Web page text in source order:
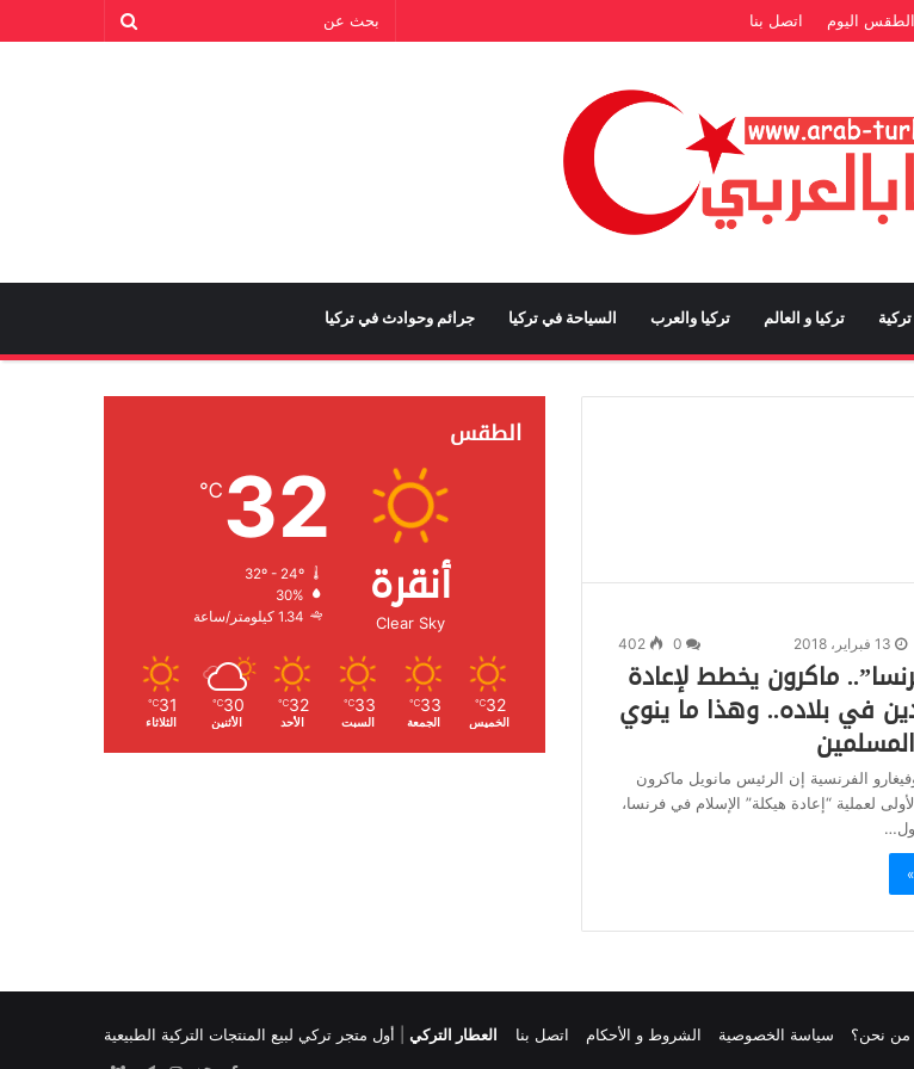
الطقس اليوم اتصل بنا
تركيا و العالم تركيا والعرب السياحة في تركيا جرائم وحوادث في تركيا
13 فبراير، 2018 402
ماكرون يخطط لإعادة
في بلاده.. وهذا ما ينوي
الفرنسية إن الرئيس مانويل ماكرون
لعملية “إعادة هيكلة” الإسلام في فرنسا،
الطقس
أنقرة
Clear Sky
32
℃
32º - 24º
الرطوبة:
الرياح:
32
℃
الخميس
33
℃
الجمعة
33
℃
السبت
32
℃
الأحد
30
℃
الأثنين
31
℃
الثلاثاء
العطار التركي أول متجر تركي لبيع المنتجات التركية الطبيعية من نحن؟ سياسة الخصوصية الشروط و الأحكام اتصل بنا